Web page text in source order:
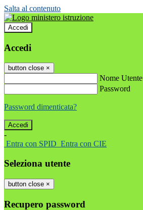
Salta al contenuto
Accedi
Accedi
button close ×
Nome Utente
Password
Password dimenticata?
-
Entra con SPID Entra con CIE
Seleziona utente
button close ×
Recupero password